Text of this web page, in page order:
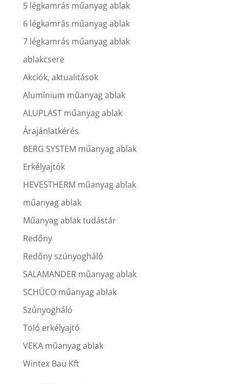
5 légkamrás műanyag ablak
6 légkamrás műanyag ablak
7 légkamrás műanyag ablak
ablakcsere
Akciók, aktualitások
Alumínium műanyag ablak
ALUPLAST műanyag ablak
Árajánlatkérés
BERG SYSTEM műanyag ablak
Erkélyajtók
HEVESTHERM műanyag ablak
műanyag ablak
Műanyag ablak tudástár
Redőny
Redőny szúnyogháló
SALAMANDER műanyag ablak
SCHÜCO műanyag ablak
Szúnyogháló
Toló erkélyajtó
VEKA műanyag ablak
Wintex Bau Kft